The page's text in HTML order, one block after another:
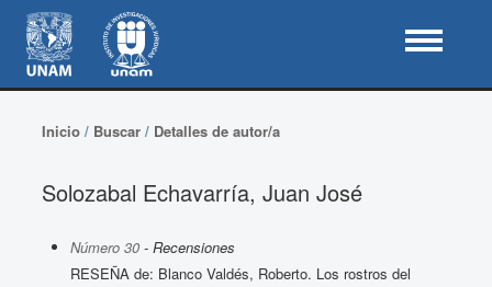
Inicio/ Buscar/ Detalles de autor/a
Solozabal Echavarría, Juan José
Número 30- Recensiones
RESEÑA de: Blanco Valdés, Roberto. Los rostros del